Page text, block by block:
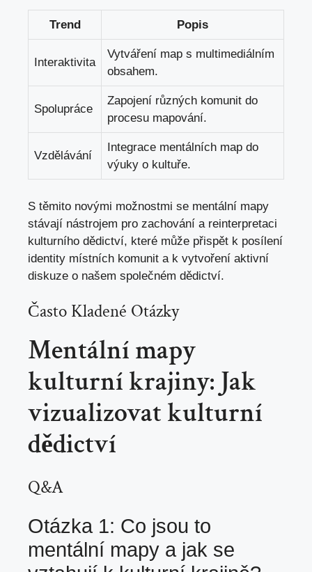
Trend Popis
Interaktivita
Vytváření map s multimediálním
obsahem.
Spolupráce
Zapojení různých komunit do
procesu mapování.
Vzdělávání
Integrace mentálních map do
výuky o kultuře.
S těmito novými možnostmi se mentální mapy
stávají nástrojem pro zachování a reinterpretaci
kulturního dědictví, které může přispět k posílení
identity místních komunit a k vytvoření aktivní
diskuze o našem společném dědictví.
Často Kladené Otázky
Mentální mapy
kulturní krajiny: Jak
vizualizovat kulturní
dědictví
Q&A
Otázka 1: Co jsou to
mentální mapy a jak se